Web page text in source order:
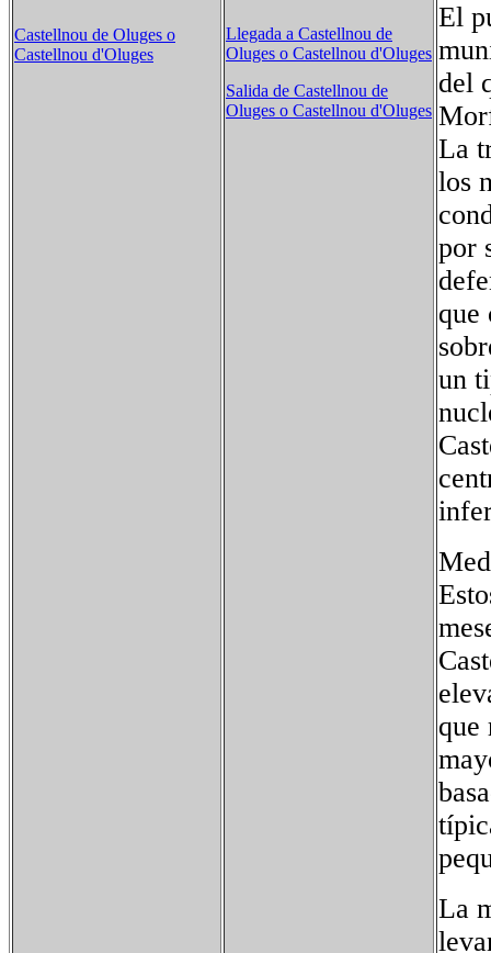
Castellnou de Oluges o
Castellnou d'Oluges
Llegada a Castellnou de
Oluges o Castellnou d'Oluges
Salida de Castellnou de
Oluges o Castellnou d'Oluges
El
del
La
los
por
que
un
que
La